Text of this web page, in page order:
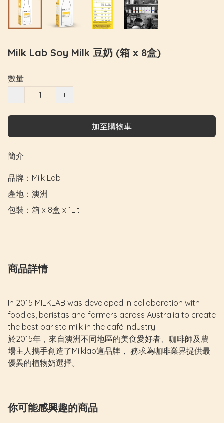
Milk Lab Soy Milk 豆奶 (箱 x 8盒)
數量
−
+
加至購物車
簡介 −
品牌：Milk Lab
產地：澳洲
包裝：箱 x 8盒 x 1Lit
商品詳情
In 2015 MILKLAB was developed in collaboration with
foodies, baristas and farmers across Australia to create
the best barista milk in the café industry!
於2015年，來自澳洲不同地區的美食愛好者、咖啡師及農
場主人攜手創造了Milklab這品牌， 務求為咖啡業界提供最
優異的植物奶選擇。
你可能感興趣的商品